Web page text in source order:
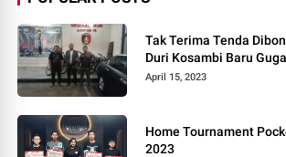
Tak Terima Tenda
Duri Kosambi Baru
April 15, 2023
Home Tournament
2023